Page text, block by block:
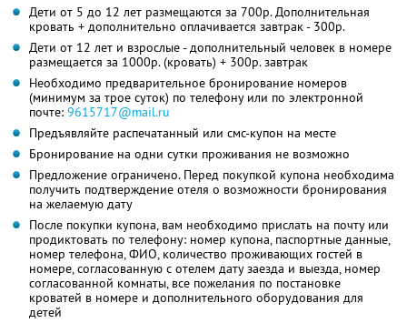
Дети от 5 до 12 лет размещаются за 700р. Дополнительная
кровать + дополнительно оплачивается завтрак - 300р.
Дети от 12 лет и взрослые - дополнительный человек в номере
размещается за 1000р. (кровать) + 300р. завтрак
Необходимо предварительное бронирование номеров
(минимум за трое суток) по телефону или по электронной
почте: 9615717@mail.ru
Предъявляйте распечатанный или смс-купон на месте
Бронирование на одни сутки проживания не возможно
Предложение ограничено. Перед покупкой купона необходима
получить подтверждение отеля о возможности бронирования
на желаемую дату
После покупки купона, вам необходимо прислать на почту или
продиктовать по телефону: номер купона, паспортные данные,
номер телефона, ФИО, количество проживающих гостей в
номере, согласованную с отелем дату заезда и выезда, номер
согласованной комнаты, все пожелания по постановке
кроватей в номере и дополнительного оборудования для
детей